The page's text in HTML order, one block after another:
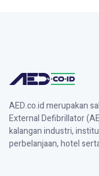
AED.co.id merupakan
External Defibrillator
kalangan industri,
perbelanjaan, hotel